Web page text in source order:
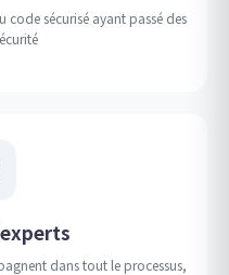
code sécurisé ayant passé des
dans tout le processus,